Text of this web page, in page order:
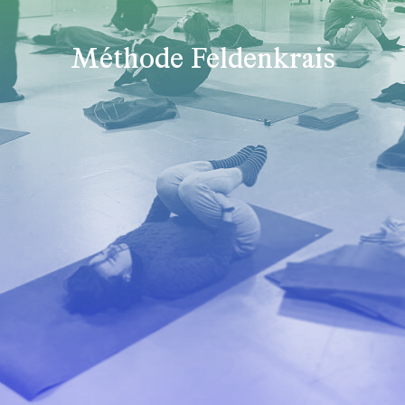
Méthode Feldenkrais